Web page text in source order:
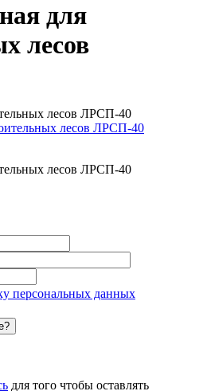
для
лесов
лесов ЛРСП-40
лесов ЛРСП-40
персональных данных
для того чтобы оставлять